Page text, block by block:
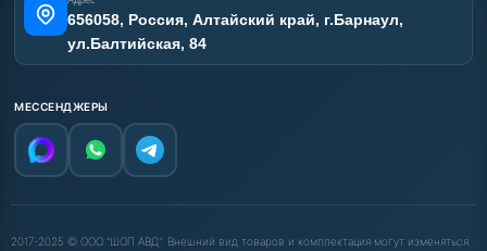
656058, Россия, Алтайский край, г.Барнаул,
ул.Балтийская, 84
МЕССЕНДЖЕРЫ
2017-2025 © ООО "ШОП АВД". Внешний вид товаров и комплектация могут изменяться